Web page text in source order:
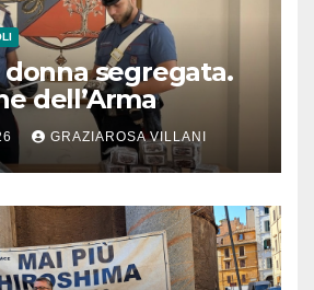
segregata.
dell’Arma
GRAZIAROSA VILLANI